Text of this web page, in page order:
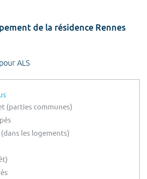
de la résidence Rennes
ALS
(parties communes)
les logements)